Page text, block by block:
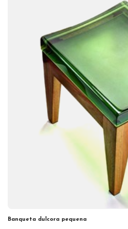
Banqueta dulcora pequena